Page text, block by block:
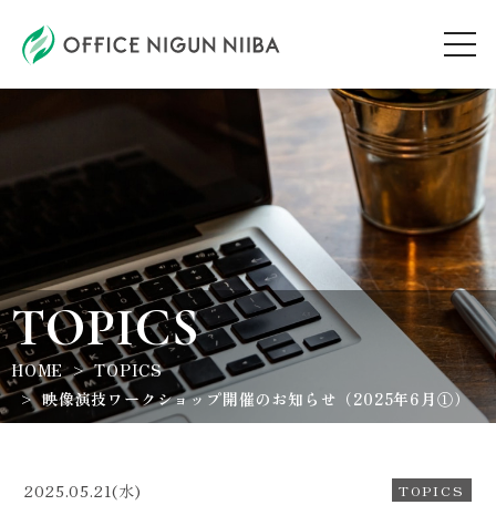
AUDITION
ARTIST
TOPICS
WORKSHOP
TOPICS
HOME
TOPICS
映像演技ワークショップ開催のお知らせ（2025年6月①）
2025.05.21(水) TOPICS